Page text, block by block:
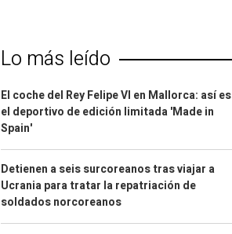
Lo más leído
El coche del Rey Felipe VI en Mallorca: así es
el deportivo de edición limitada 'Made in
Spain'
Detienen a seis surcoreanos tras viajar a
Ucrania para tratar la repatriación de
soldados norcoreanos